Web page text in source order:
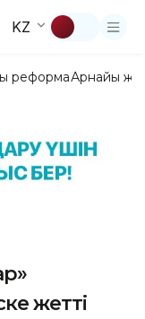
KZ
реформаАрнайы
жетті